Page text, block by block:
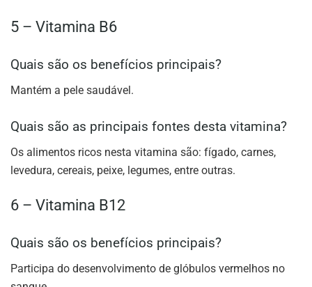
5 – Vitamina B6
Quais são os benefícios principais?
Mantém a pele saudável.
Quais são as principais fontes desta vitamina?
Os alimentos ricos nesta vitamina são: fígado, carnes,
levedura, cereais, peixe, legumes, entre outras.
6 – Vitamina B12
Quais são os benefícios principais?
Participa do desenvolvimento de glóbulos vermelhos no